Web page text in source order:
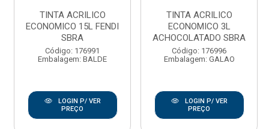
TINTA ACRILICO
ECONOMICO 15L FENDI
SBRA
Código: 176991
Embalagem: BALDE
LOGIN P/ VER
PREÇO
TINTA ACRILICO
ECONOMICO 3L
ACHOCOLATADO SBRA
Código: 176996
Embalagem: GALAO
LOGIN P/ VER
PREÇO